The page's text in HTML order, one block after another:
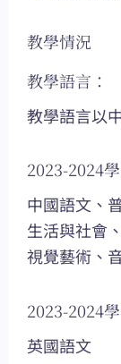
教學情況
教學語言：
教學語言以
2023-2024
中國語文、
生活與社會
視覺藝術、
2023-2024
英國語文